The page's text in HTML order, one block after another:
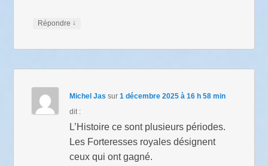
Répondre ↓
Michel Jas sur1 décembre 2025 à 16 h 58 min
dit :
L’Histoire ce sont plusieurs périodes.
Les Forteresses royales désignent
ceux qui ont gagné.